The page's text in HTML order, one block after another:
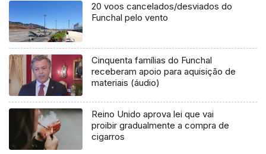
20 voos cancelados/desviados do
Funchal pelo vento
Cinquenta famílias do Funchal
receberam apoio para aquisição de
materiais (áudio)
Reino Unido aprova lei que vai
proibir gradualmente a compra de
cigarros